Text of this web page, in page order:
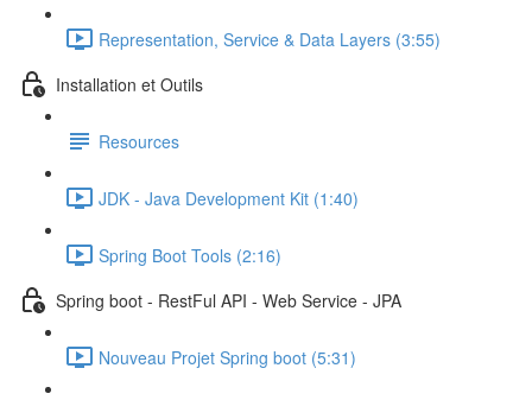
Representation, Service & Data Layers (3:55)
Installation et Outils
Resources
JDK - Java Development Kit (1:40)
Spring Boot Tools (2:16)
Spring boot - RestFul API - Web Service - JPA
Nouveau Projet Spring boot (5:31)